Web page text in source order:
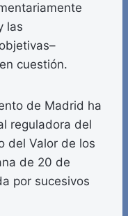
las
cuestión.
de Madrid ha
reguladora del
del Valor de los
de 20 de
por sucesivos